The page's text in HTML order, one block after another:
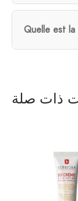
Quelle est la
ذات صلة